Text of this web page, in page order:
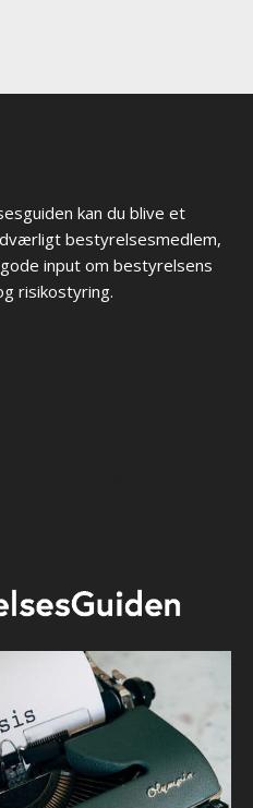
kan du blive et
bestyrelsesmedlem,
input om bestyrelsens
risikostyring.